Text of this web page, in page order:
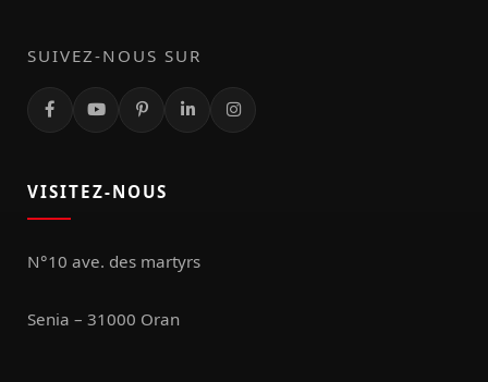
SUIVEZ-NOUS SUR
VISITEZ-NOUS
N°10 ave. des martyrs
Senia – 31000 Oran